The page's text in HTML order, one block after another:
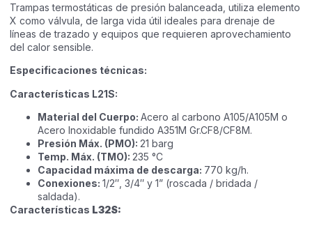
Trampas termostáticas de presión balanceada, utiliza elemento
X como válvula, de larga vida útil ideales para drenaje de
líneas de trazado y equipos que requieren aprovechamiento
del calor sensible.
Especificaciones técnicas:
Características L21S:
Material del Cuerpo: Acero al carbono A105/A105M o
Acero Inoxidable fundido A351M Gr.CF8/CF8M.
Presión Máx. (PMO): 21 barg
Temp. Máx. (TMO): 235 °C
Capacidad máxima de descarga: 770 kg/h.
Conexiones: 1/2″, 3/4″ y 1” (roscada / bridada /
saldada).
Características L32S: